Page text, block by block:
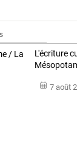
L'écriture
7 août